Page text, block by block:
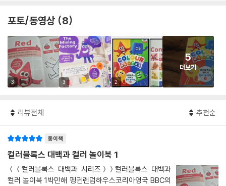
포토/동영상 (8)
3 3 2
5
더보기
리뷰전체 추천순
종이책
컬러블록스 대백과 컬러 놀이북 1
＜＜컬러블록스 대백과 시리즈＞＞컬러블록스 대백과
컬러 놀이북 1박민해 펭귄렌덤하우스코리아영국 BBC의